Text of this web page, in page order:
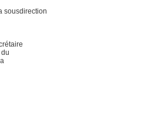
sousdirection